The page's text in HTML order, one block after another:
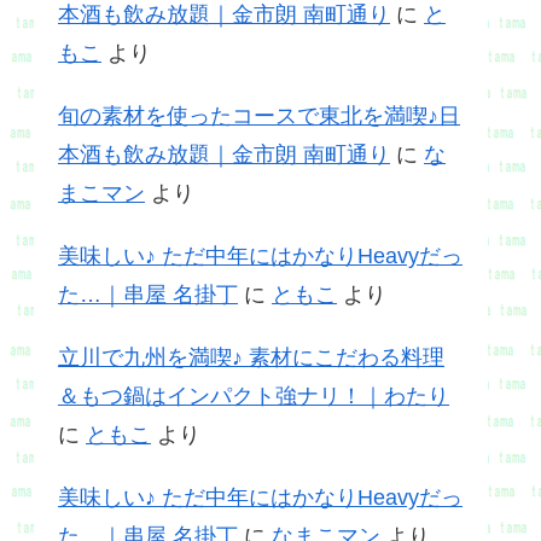
本酒も飲み放題｜金市朗 南町通り に と
もこ より
旬の素材を使ったコースで東北を満喫♪日
本酒も飲み放題｜金市朗 南町通り に な
まこマン より
美味しい♪ ただ中年にはかなりHeavyだっ
た…｜串屋 名掛丁 に ともこ より
立川で九州を満喫♪ 素材にこだわる料理
＆もつ鍋はインパクト強ナリ！｜わたり
に ともこ より
美味しい♪ ただ中年にはかなりHeavyだっ